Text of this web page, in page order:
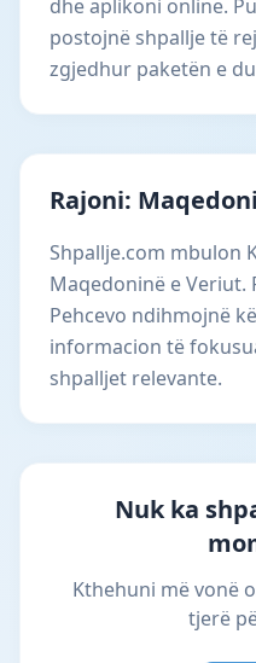
dhe aplikoni online.
postojnë shpallje të
zgjedhur paketën e
Rajoni:
Shpallje.com mbulon
Maqedoninë e Veriut.
Pehcevo ndihmojnë
informacion të
shpalljet relevante.
Nuk ka
Kthehuni më vonë
tjerë